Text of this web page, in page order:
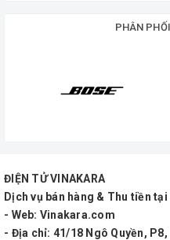
Củ loa Bass loa 4
PHÂN
ĐIỆN TỬ VINAKARA
Dịch vụ bán hàng & Thu tiền
- Web: Vinakara.com
- Địa chỉ: 41/18 Ngô Quyền, P8,